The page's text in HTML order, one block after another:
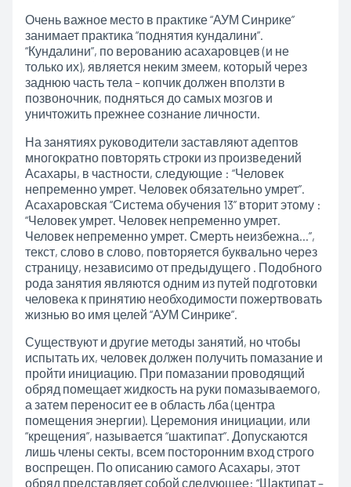
Очень важное место в практике “АУМ Синрике”
занимает практика “поднятия кундалини”.
“Кундалини”, по верованию асахаровцев (и не
только их), является неким змеем, который через
заднюю часть тела – копчик должен вползти в
позвоночник, подняться до самых мозгов и
уничтожить прежнее сознание личности.
На занятиях руководители заставляют адептов
многократно повторять строки из произведений
Асахары, в частности, следующие : “Человек
непременно умрет. Человек обязательно умрет”.
Асахаровская “Система обучения 13” вторит этому :
“Человек умрет. Человек непременно умрет.
Человек непременно умрет. Смерть неизбежна…”,
текст, слово в слово, повторяется буквально через
страницу, независимо от предыдущего . Подобного
рода занятия являются одним из путей подготовки
человека к принятию необходимости пожертвовать
жизнью во имя целей “АУМ Синрике”.
Существуют и другие методы занятий, но чтобы
испытать их, человек должен получить помазание и
пройти инициацию. При помазании проводящий
обряд помещает жидкость на руки помазываемого,
а затем переносит ее в область лба (центра
помещения энергии). Церемония инициации, или
“крещения”, называется “шактипат”. Допускаются
лишь члены секты, всем посторонним вход строго
воспрещен. По описанию самого Асахары, этот
обряд представляет собой следующее: “Шактипат –